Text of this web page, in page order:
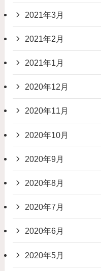
2021年3月
2021年2月
2021年1月
2020年12月
2020年11月
2020年10月
2020年9月
2020年8月
2020年7月
2020年6月
2020年5月